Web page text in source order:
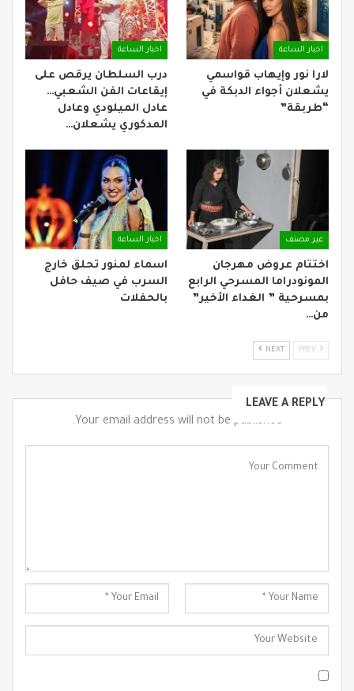
اخبار الساعة
لارا نور وإيهاب قواسمي
يشعلان أجواء الدبكة في
“طربقة”
اخبار الساعة
درب السلطان يرقص على
إيقاعات الفن الشعبي…
عادل الميلودي وعادل
المدكوري يشعلان…
غير مصنف
اختتام عروض مهرجان
المونودراما المسرحي الرابع
بمسرحية ” الغداء الأخير”
من…
اخبار الساعة
اسماء لمنور تحلق خارج
السرب في صيف حافل
بالحفلات
NEXT
LEAVE A REPLY
Your email address will not be published.